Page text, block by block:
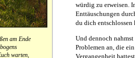
am Ende
warten,
würdig zu erweisen.
Enttäuschungen
du dich entschlossen
Und dennoch
Problemen an, die
Vergangenheit